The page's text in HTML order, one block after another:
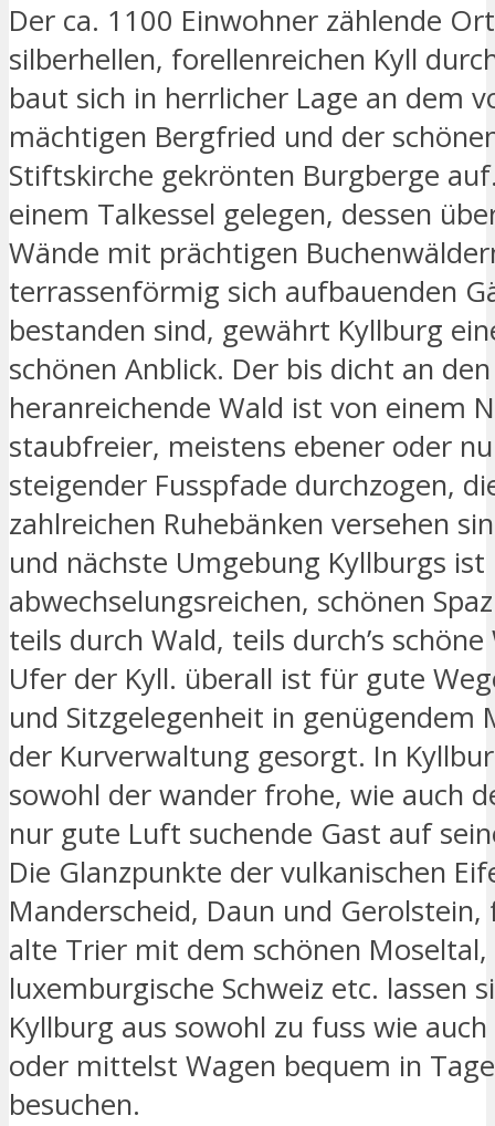
Der ca. 1100 Einwohner zählende
silberhellen, forellenreichen Kyll
baut sich in herrlicher Lage an dem
mächtigen Bergfried und der
Stiftskirche gekrönten Burgberge
einem Talkessel gelegen, dessen
Wände mit prächtigen
terrassenförmig sich aufbauenden
bestanden sind, gewährt Kyllburg
schönen Anblick. Der bis dicht an
heranreichende Wald ist von einem
staubfreier, meistens ebener oder
steigender Fusspfade durchzogen,
zahlreichen Ruhebänken versehen
und nächste Umgebung Kyllburgs ist
abwechselungsreichen, schönen
teils durch Wald, teils durch’s
Ufer der Kyll. überall ist für gute
und Sitzgelegenheit in genügendem
der Kurverwaltung gesorgt. In
sowohl der wander frohe, wie auch
nur gute Luft suchende Gast auf
Die Glanzpunkte der vulkanischen
Manderscheid, Daun und Gerolstein,
alte Trier mit dem schönen Moseltal,
luxemburgische Schweiz etc. lassen
Kyllburg aus sowohl zu fuss wie
oder mittelst Wagen bequem in
besuchen.